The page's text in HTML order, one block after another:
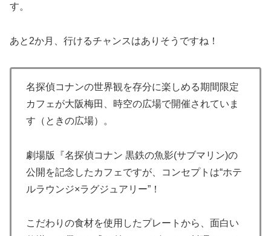
す。
あと2か月、行けるチャンスはありそうですね！
名探偵コナンの世界観を存分に楽しめる期間限定
カフェが大阪梅田、時空の広場で開催されていま
す（ときの広場）。
劇場版『名探偵コナン 黒鉄の魚影(サブマリン)の
公開を記念したカフェですが、コンセプトは“ホテ
ルラウンジ×ラグジュアリー”！
こだわりの食材を使用したプレートから、面白い